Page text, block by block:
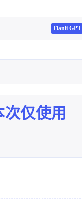
Tianli GPT
仅使用